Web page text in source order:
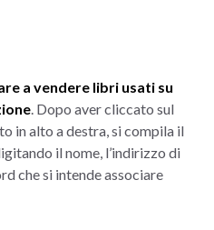
a vendere libri usati su
. Dopo aver cliccato sul
in alto a destra, si compila il
il nome, l’indirizzo di
che si intende associare